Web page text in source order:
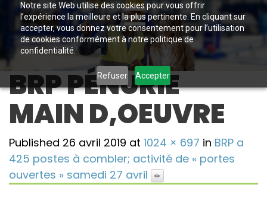
Notre site Web utilise des cookies pour vous offrir
l’expérience la meilleure et la plus pertinente. En cliquant sur
accepter, vous donnez votre consentement pour l’utilisation
de cookies conformément à notre politique de
confidentialité.
Refuser Accepter
BRP PÉNURIE
MAIN D,OEUVRE
Published 26 avril 2019 at 1024 × 697 in BRP a
425 postes à combler; activité de « portes
ouvertes » samedi 27 avril